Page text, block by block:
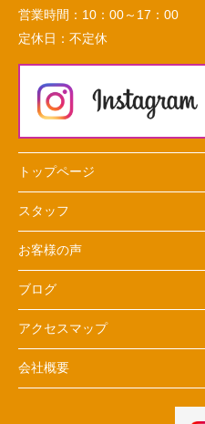
営業時間： 10：00～17：00
定休日： 不定休
トップページ
スタッフ
お客様の声
ブログ
アクセスマップ
会社概要